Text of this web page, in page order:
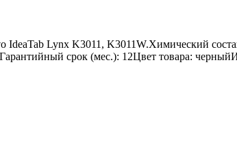
IdeaTab Lynx K3011, K3011W.Химический
срок (мес.): 12Цвет товара: